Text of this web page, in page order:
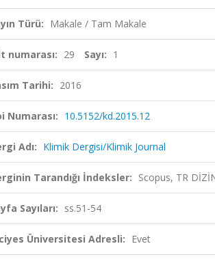
Türü: Makale / Tam Makale
numarası: 29 Sayı: 1
Tarihi: 2016
Numarası: 10.5152/kd.2015.12
Adı: Klimik Dergisi/Klimik Journal
Tarandığı İndeksler: Scopus, TR
Sayıları: ss.51-54
Üniversitesi Adresli: Evet